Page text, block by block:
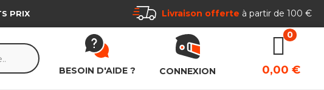
PRIX Livraison offerte à partir de 100 €
BESOIN D'AIDE ? CONNEXION 0,00 €